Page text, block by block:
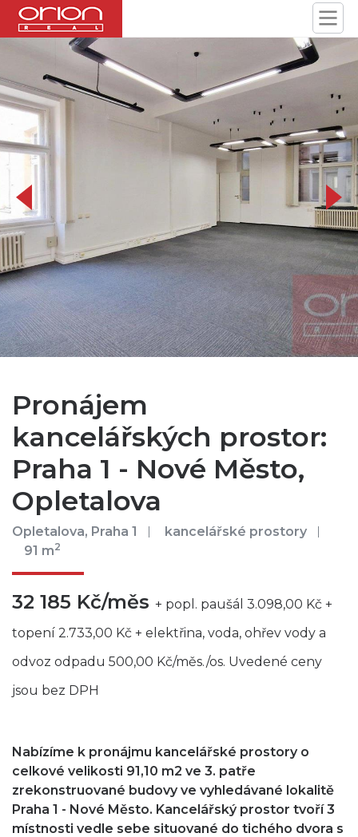
Pronájem
kancelářských prostor:
Praha 1 - Nové Město,
Opletalova
Opletalova, Praha 1
kancelářské prostory
91 m2
32 185 Kč/měs + popl. paušál 3.098,00 Kč +
topení 2.733,00 Kč + elektřina, voda, ohřev vody a
odvoz odpadu 500,00 Kč/měs./os. Uvedené ceny
jsou bez DPH
Nabízíme k pronájmu kancelářské prostory o
celkové velikosti 91,10 m2 ve 3. patře
zrekonstruované budovy ve vyhledávané lokalitě
Praha 1 - Nové Město. Kancelářský prostor tvoří 3
místnosti vedle sebe situované do tichého dvora s